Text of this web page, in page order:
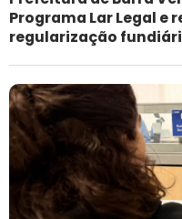
Programa Lar Legal e
regularização